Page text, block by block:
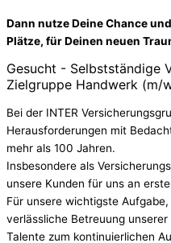
Dann nutze Deine Chance
Plätze, für Deinen neuen
Gesucht - Selbstständige
Zielgruppe Handwerk (m/
Bei der INTER
Herausforderungen mit
mehr als 100 Jahren.
Insbesondere als
unsere Kunden für uns an
Für unsere wichtigste
verlässliche Betreuung
Talente zum kontinuierlichen